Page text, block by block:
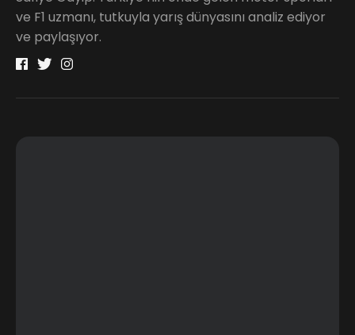
ve F1 uzmanı, tutkuyla yarış dünyasını analiz ediyor
ve paylaşıyor.